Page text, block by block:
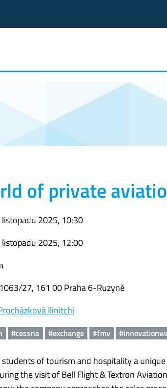
of private
2025, 10:30
2025, 12:00
27, 161 00 Praha 6-Ruzyně
Ilinitchi
#cessna #exchange #fmv
of tourism and hospitality a
the visit of Bell Flight & Textron